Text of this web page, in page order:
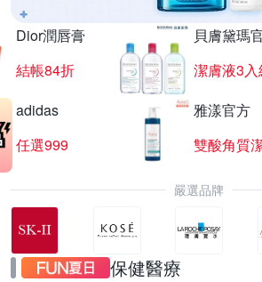
Dior潤唇膏
結帳84折
貝膚黛瑪
潔膚液3入
adidas
任選999
雅漾官方
嚴選品牌
保健醫療